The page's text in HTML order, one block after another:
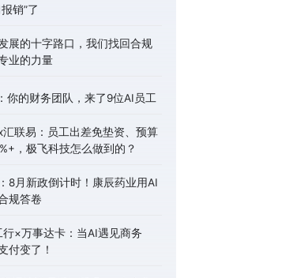
销”了
展的十字路口，我们找回合规
业的力量
你的财务团队，来了9位AI员工
汇联易：员工出差免垫资、预算
，极飞科技怎么做到的？
8月新政倒计时！康辰药业用AI
规答卷
行×万事达卡：当AI遇见商务
付变了！